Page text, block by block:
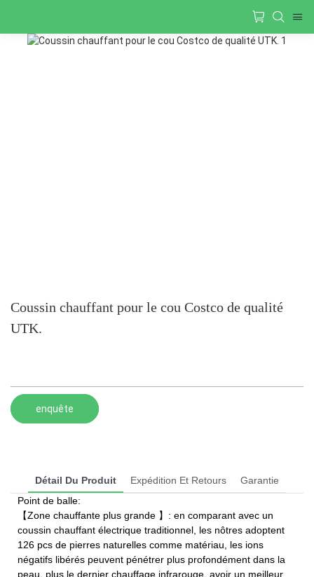
Coussin chauffant pour le cou Costco de qualité
UTK.
enquête
Détail Du Produit Expédition Et Retours
Garantie
Point de balle:
【Zone chauffante plus grande 】: en comparant avec un
coussin chauffant électrique traditionnel, les nôtres adoptent
126 pcs de pierres naturelles comme matériau, les ions
négatifs libérés peuvent pénétrer plus profondément dans la
peau, plus le dernier chauffage infrarouge, avoir un meilleur